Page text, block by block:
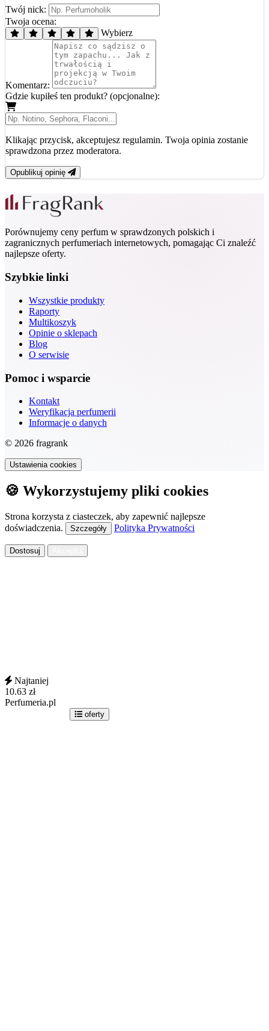
Twój nick:
Twoja ocena:
Wybierz
Komentarz:
Gdzie kupiłeś ten produkt? (opcjonalne):
Klikając przycisk, akceptujesz regulamin. Twoja opinia zostanie
sprawdzona przez moderatora.
Opublikuj opinię
Porównujemy ceny perfum w sprawdzonych polskich i
zagranicznych perfumeriach internetowych, pomagając Ci znaleźć
najlepsze oferty.
Szybkie linki
Wszystkie produkty
Raporty
Multikoszyk
Opinie o sklepach
Blog
O serwisie
Pomoc i wsparcie
Kontakt
Weryfikacja perfumerii
Informacje o danych
© 2026 fragrank
Ustawienia cookies
🍪 Wykorzystujemy pliki cookies
Strona korzysta z ciasteczek, aby zapewnić najlepsze
doświadczenia.
Szczegóły Polityka Prywatności
Dostosuj
Najtaniej
10.63 zł
Perfumeria.pl
oferty